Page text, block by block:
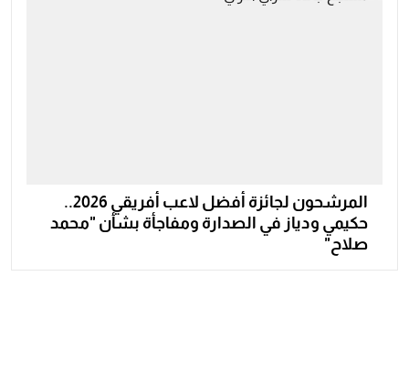
المرشحون لجائزة أفضل لاعب أفريقي 2026..
حكيمي ودياز في الصدارة ومفاجأة بشأن "محمد
صلاح"